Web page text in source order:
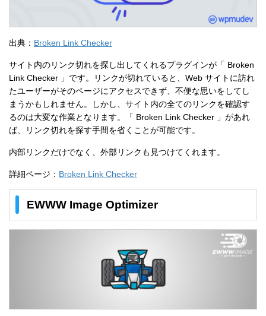
出典： Broken Link Checker
サイト内のリンク切れを探し出してくれるプラグインが「 Broken
Link Checker 」です。リンクが切れていると、Web サイトに訪れ
たユーザーがそのページにアクセスできず、不便な思いをしてし
まうかもしれません。しかし、サイト内の全てのリンクを確認す
るのは大変な作業となります。「 Broken Link Checker 」があれ
ば、リンク切れを探す手間を省くことが可能です。
内部リンクだけでなく、外部リンクも見つけてくれます。
詳細ページ： Broken Link Checker
EWWW Image Optimizer